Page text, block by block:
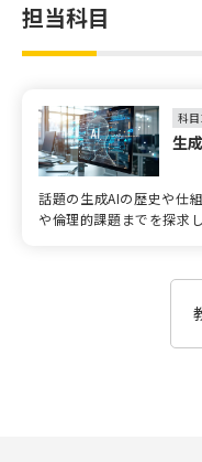
担当科目
科
生
話題の生成AIの歴史や仕
や倫理的課題までを探求